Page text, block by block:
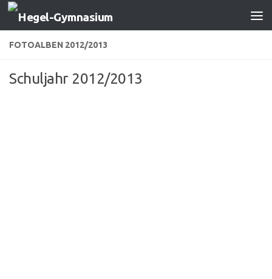
Zum Inhalt springen
FOTOALBEN 2012/2013
Schuljahr 2012/2013